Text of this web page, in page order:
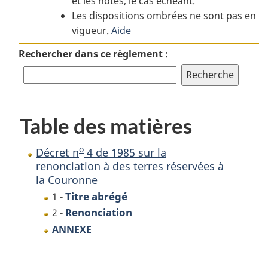
de
1985
sur
la
à
terres
réservées
à
la
4
de
1985
sur
renonciation
des
terres
réservées
à
Couronne
4
1985
sur
renonciation
des
terres
réservées
à
Les dispositions ombrées ne sont pas en
vigueur. Aide
Rechercher dans ce règlement :
Table des matières
Décret no 4 de 1985 sur la
renonciation à des terres réservées à
la Couronne
1 -Titre abrégé
2 - Renonciation
ANNEXE